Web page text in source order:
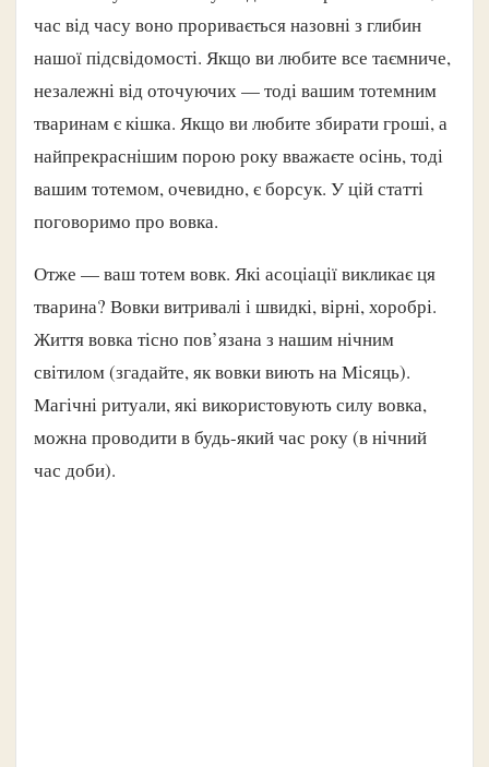
час від часу воно проривається назовні з глибин
нашої підсвідомості. Якщо ви любите все таємниче,
незалежні від оточуючих — тоді вашим тотемним
тваринам є кішка. Якщо ви любите збирати гроші, а
найпрекраснішим порою року вважаєте осінь, тоді
вашим тотемом, очевидно, є борсук. У цій статті
поговоримо про вовка.
Отже — ваш тотем вовк. Які асоціації викликає ця
тварина? Вовки витривалі і швидкі, вірні, хоробрі.
Життя вовка тісно пов’язана з нашим нічним
світилом (згадайте, як вовки виють на Місяць).
Магічні ритуали, які використовують силу вовка,
можна проводити в будь-який час року (в нічний
час доби).